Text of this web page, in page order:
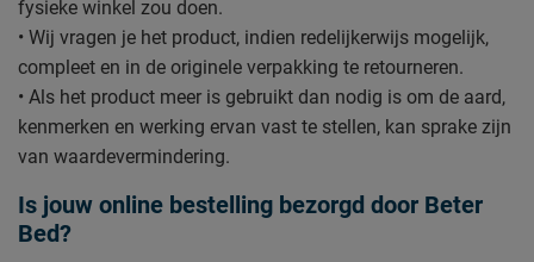
fysieke winkel zou doen.
• Wij vragen je het product, indien redelijkerwijs mogelijk,
compleet en in de originele verpakking te retourneren.
• Als het product meer is gebruikt dan nodig is om de aard,
kenmerken en werking ervan vast te stellen, kan sprake zijn
van waardevermindering.
Is jouw online bestelling bezorgd door Beter
Bed?